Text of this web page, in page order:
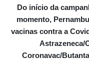
Do início da
momento,
vacinas contra a
Astrazeneca/
Coronavac/